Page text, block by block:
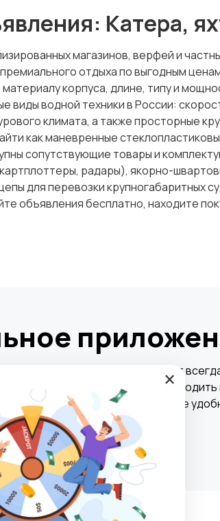
Катера,
магазинов, верфей и
отдыха по выгодным
корпуса, длине, типу и
виды водной техники в России:
климата, а также просторные
как маневренные
сопутствующие товары и
радары), якорно-
для перевозки крупногабаритных
объявления бесплатно, находите
приложение и Товикс будет
и безопасно подбирать жилье,
любых товаров и услуг в любое
RuStore
×